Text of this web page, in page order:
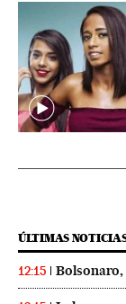
ÚLTIMAS
12:15 Bolsonaro,